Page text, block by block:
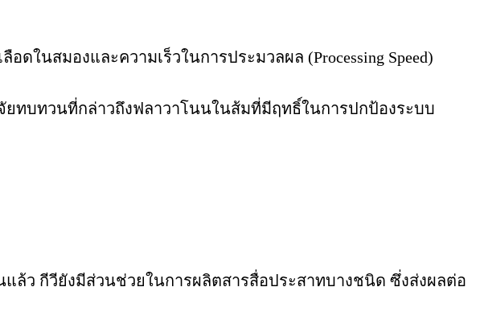
ดในสมองและความเร็วในการประมวลผล (Processing Speed)
ยทบทวนที่กล่าวถึงฟลาวาโนนในส้มที่มีฤทธิ์ในการปกป้องระบบ
ว กีวียังมีส่วนช่วยในการผลิตสารสื่อประสาทบางชนิด ซึ่งส่งผลต่อ